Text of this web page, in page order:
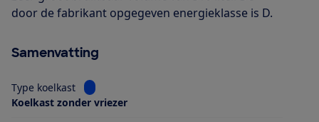
door de fabrikant opgegeven energieklasse is D.
Samenvatting
Type koelkast
Bekijk informatie voor Type koelkast
Koelkast zonder vriezer